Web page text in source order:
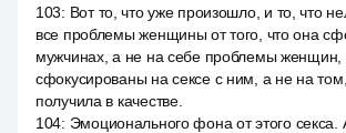
103: Вот то, что уже произошло, и то, что
все проблемы женщины от того, что она
мужчинах, а не на себе проблемы женщин,
сфокусированы на сексе с ним, а не на
получила в качестве.
104: Эмоционального фона от этого